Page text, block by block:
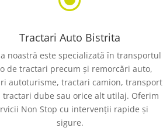
Tractari Auto Bistrita
noastră este specializată în transportul
de tractari precum și remorcări auto,
autoturisme, tractari camion, transport
tractari dube sau orice alt utilaj. Oferim
Non Stop cu intervenții rapide și
sigure.